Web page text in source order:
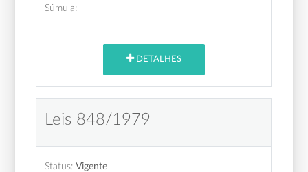
Súmula:
DETALHES
Leis 848/1979
Status: Vigente